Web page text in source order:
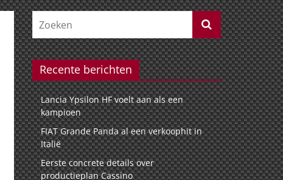
Recente berichten
Lancia Ypsilon HF voelt aan als een
kampioen
FIAT Grande Panda al een verkoophit in
Italië
Eerste concrete details over
productieplan Cassino